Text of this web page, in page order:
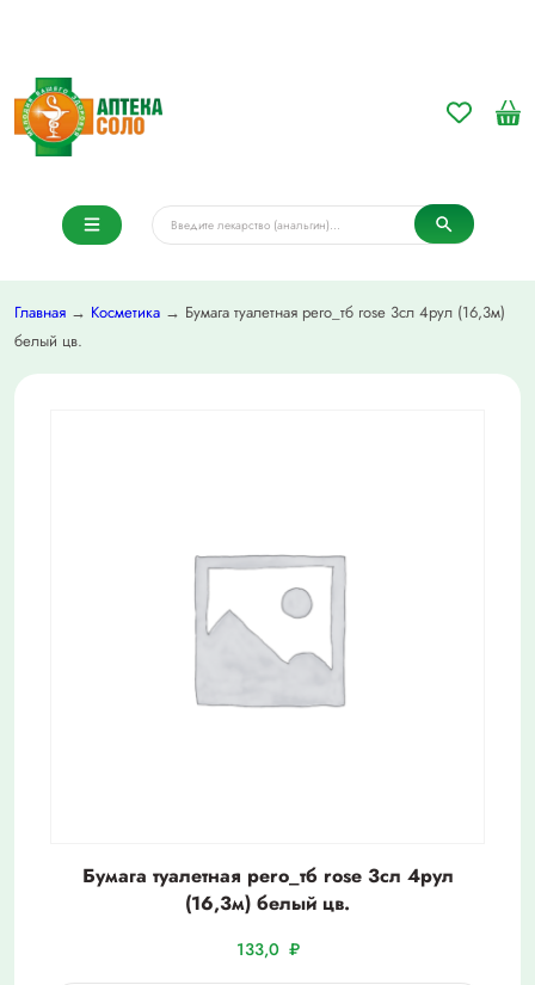
Главная → Косметика → Бумага туалетная pero_тб rose 3сл 4рул (16,3м)
белый цв.
Бумага туалетная pero_тб rose 3сл 4рул
(16,3м) белый цв.
133,0 ₽